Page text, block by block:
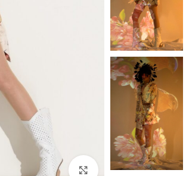
بزرگنمایی تصویر